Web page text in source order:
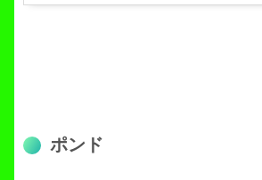
ポンド